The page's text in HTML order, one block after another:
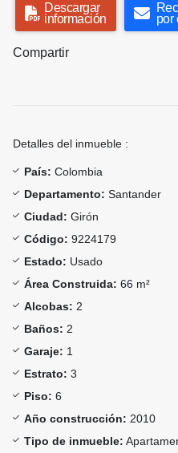
Descargar
información
por
Compartir
Detalles del inmueble :
País: Colombia
Departamento: Santander
Ciudad: Girón
Código: 9224179
Estado: Usado
Área Construida: 66 m²
Alcobas: 2
Baños: 2
Garaje: 1
Estrato: 3
Piso: 6
Año construcción: 2010
Tipo de inmueble: